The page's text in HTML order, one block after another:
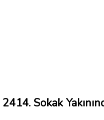
2414. Sokak